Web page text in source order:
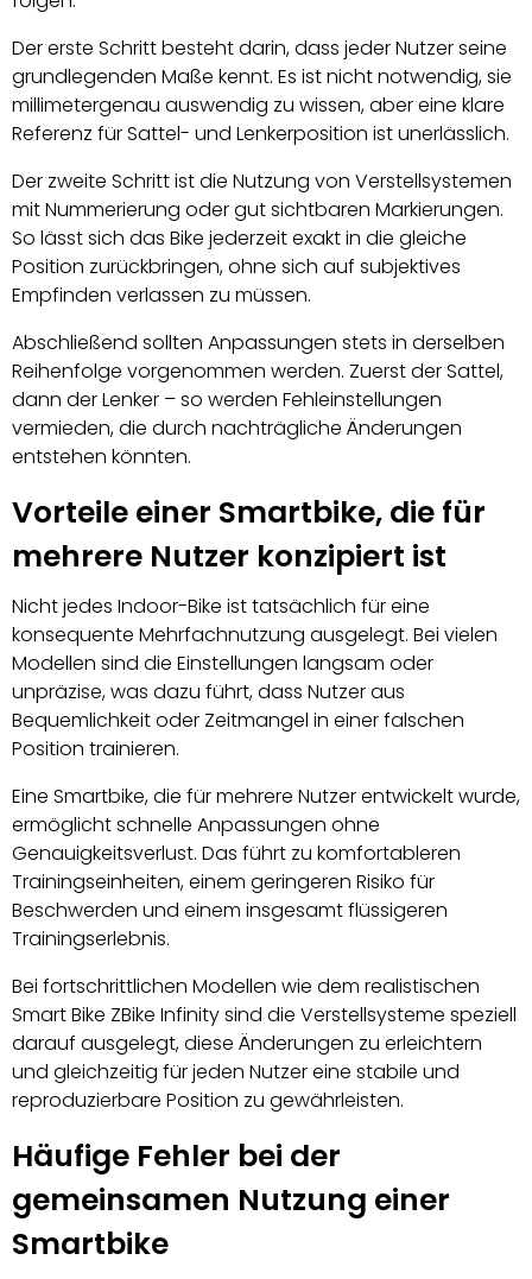
Der erste Schritt besteht darin, dass jeder Nutzer seine
grundlegenden Maße kennt. Es ist nicht notwendig, sie
millimetergenau auswendig zu wissen, aber eine klare
Referenz für Sattel- und Lenkerposition ist unerlässlich.
Der zweite Schritt ist die Nutzung von Verstellsystemen
mit Nummerierung oder gut sichtbaren Markierungen.
So lässt sich das Bike jederzeit exakt in die gleiche
Position zurückbringen, ohne sich auf subjektives
Empfinden verlassen zu müssen.
Abschließend sollten Anpassungen stets in derselben
Reihenfolge vorgenommen werden. Zuerst der Sattel,
dann der Lenker – so werden Fehleinstellungen
vermieden, die durch nachträgliche Änderungen
entstehen könnten.
Vorteile einer Smartbike, die für
mehrere Nutzer konzipiert ist
Nicht jedes Indoor-Bike ist tatsächlich für eine
konsequente Mehrfachnutzung ausgelegt. Bei vielen
Modellen sind die Einstellungen langsam oder
unpräzise, was dazu führt, dass Nutzer aus
Bequemlichkeit oder Zeitmangel in einer falschen
Position trainieren.
Eine Smartbike, die für mehrere Nutzer entwickelt wurde,
ermöglicht schnelle Anpassungen ohne
Genauigkeitsverlust. Das führt zu komfortableren
Trainingseinheiten, einem geringeren Risiko für
Beschwerden und einem insgesamt flüssigeren
Trainingserlebnis.
Bei fortschrittlichen Modellen wie dem realistischen
Smart Bike ZBike Infinity sind die Verstellsysteme speziell
darauf ausgelegt, diese Änderungen zu erleichtern
und gleichzeitig für jeden Nutzer eine stabile und
reproduzierbare Position zu gewährleisten.
Häufige Fehler bei der
gemeinsamen Nutzung einer
Smartbike